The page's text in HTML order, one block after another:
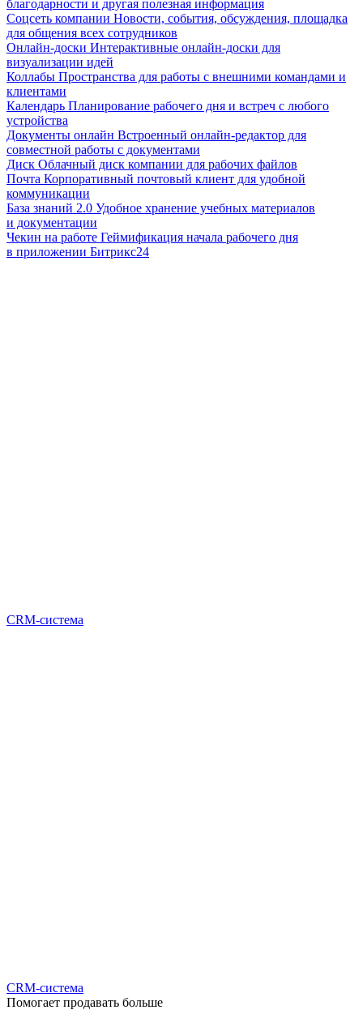
благодарности и другая полезная информация
Соцсеть компании Новости, события, обсуждения, площадка
для общения всех сотрудников
Онлайн-доски Интерактивные онлайн-доски для
визуализации идей
Коллабы Пространства для работы с внешними командами и
клиентами
Календарь Планирование рабочего дня и встреч с любого
устройства
Документы онлайн Встроенный онлайн-редактор для
совместной работы с документами
Диск Облачный диск компании для рабочих файлов
Почта Корпоративный почтовый клиент для удобной
коммуникации
База знаний 2.0 Удобное хранение учебных материалов
и документации
Чекин на работе Геймификация начала рабочего дня
в приложении Битрикс24
CRM-система
CRM-система
Помогает продавать больше